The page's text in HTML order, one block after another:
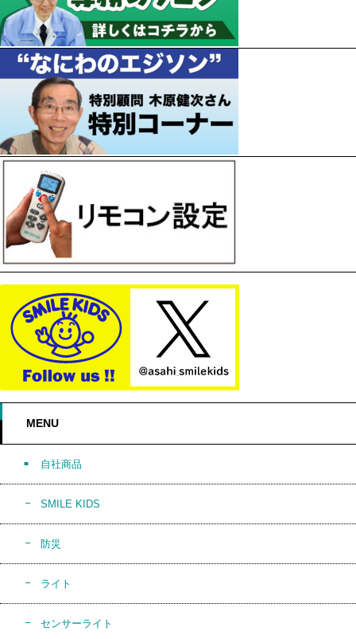
MENU
自社商品
SMILE KIDS
防災
ライト
センサーライト